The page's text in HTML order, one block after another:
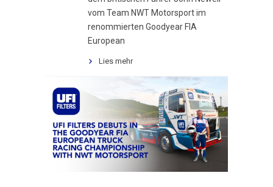
vom Team NWT Motorsport im
renommierten Goodyear FIA
European
Lies mehr